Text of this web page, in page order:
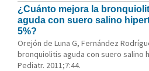
¿Cuánto mejora la
aguda con suero salino
5%?
Orejón de Luna G, Fernández
bronquiolitis aguda con suero salino
Pediatr. 2011;7:44.